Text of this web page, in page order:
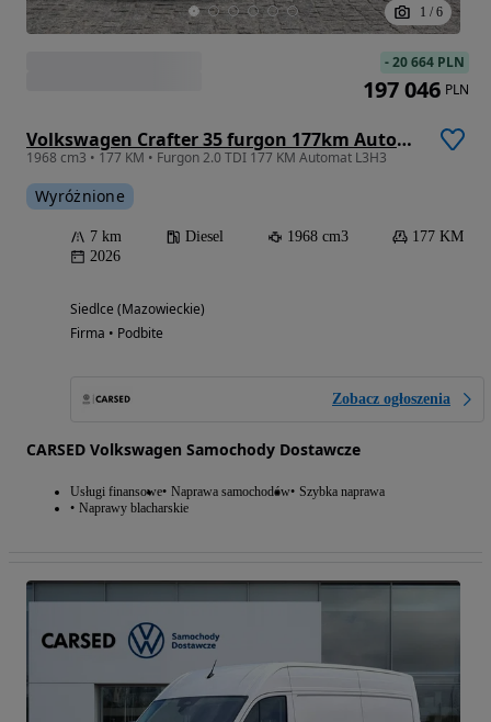
1 / 6
Volkswagen Crafter 35 furgon 177km Automat 3640
1968 cm3 • 177 KM • Furgon 2.0 TDI 177 KM Automat L3H3
Wyróżnione
7 km Diesel 1968 cm3
177 KM
2026
Siedlce (Mazowieckie)
Firma • Podbite
Zobacz ogłoszenia
CARSED Volkswagen Samochody Dostawcze
Usługi finansowe Naprawa samochodów Szybka naprawa
Naprawy blacharskie
-20 664 PLN
197 046 PLN